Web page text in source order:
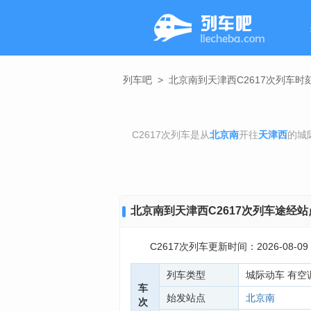
列车吧 > 北京南到天津西C2617次列车时
C2617次列车是从北京南开往天津西的城
北京南到天津西C2617次列车途经站
C2617次列车更新时间：2026-08-
车
次
列车类型 城际动车 有空
始发站点 北京南